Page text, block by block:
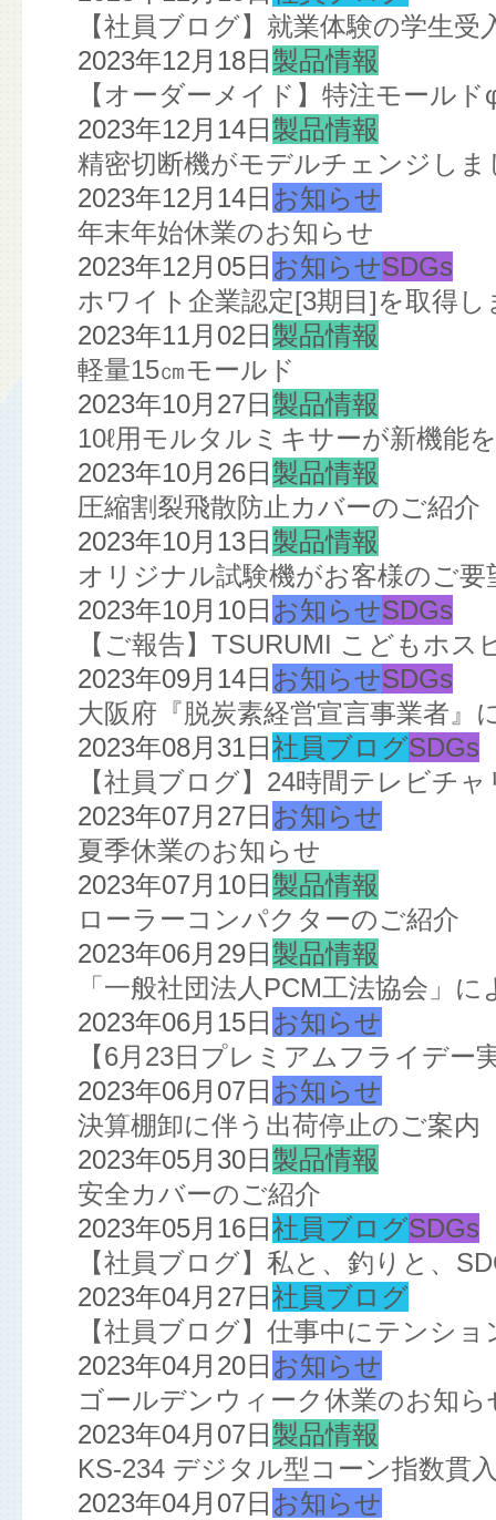
【社員ブログ】就業体験の学生受
2023年12月18日 製品情報
【オーダーメイド】特注モール
2023年12月14日 製品情報
精密切断機がモデルチェンジしま
2023年12月14日 お知らせ
年末年始休業のお知らせ
2023年12月05日 お知らせSDGs
ホワイト企業認定[3期目]を取得し
2023年11月02日 製品情報
軽量15㎝モールド
2023年10月27日 製品情報
10ℓ用モルタルミキサーが新機能
2023年10月26日 製品情報
圧縮割裂飛散防止カバーのご紹介
2023年10月13日 製品情報
オリジナル試験機がお客様のご要
2023年10月10日 お知らせSDGs
【ご報告】TSURUMI こどもホ
2023年09月14日 お知らせSDGs
大阪府『脱炭素経営宣言事業者』
2023年08月31日 社員ブログSDGs
【社員ブログ】24時間テレビチ
2023年07月27日 お知らせ
夏季休業のお知らせ
2023年07月10日 製品情報
ローラーコンパクターのご紹介
2023年06月29日 製品情報
「一般社団法人PCM工法協会」
2023年06月15日 お知らせ
【6月23日プレミアムフライデー
2023年06月07日 お知らせ
決算棚卸に伴う出荷停止のご案内
2023年05月30日 製品情報
安全カバーのご紹介
2023年05月16日 社員ブログSDGs
【社員ブログ】私と、釣りと、
2023年04月27日 社員ブログ
【社員ブログ】仕事中にテンシ
2023年04月20日 お知らせ
ゴールデンウィーク休業のお知ら
2023年04月07日 製品情報
KS-234 デジタル型コーン指数貫
2023年04月07日 お知らせ